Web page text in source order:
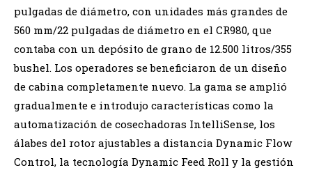
pulgadas de diámetro, con unidades más grandes de
560 mm/22 pulgadas de diámetro en el CR980, que
contaba con un depósito de grano de 12.500 litros/355
bushel. Los operadores se beneficiaron de un diseño
de cabina completamente nuevo. La gama se amplió
gradualmente e introdujo características como la
automatización de cosechadoras IntelliSense, los
álabes del rotor ajustables a distancia Dynamic Flow
Control, la tecnología Dynamic Feed Roll y la gestión